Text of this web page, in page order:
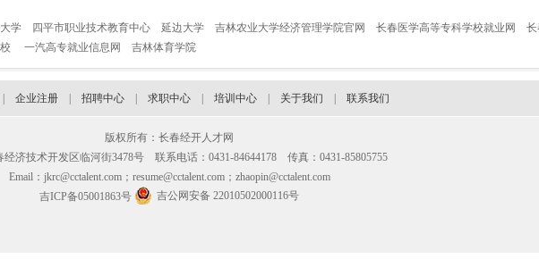
学 四平市职业技术教育中心 延边大学 吉林农业大学经济管理学院官网 长春医学高等专科学校就业网
一汽高专就业信息网 吉林体育学院
企业注册 招聘中心 求职中心 培训中心 关于我们 联系我们
版权所有：长春经开人才网
经济技术开发区临河街3478号 联系电话：0431-84644178 传真：0431-85805755
Email：jkrc@cctalent.com；resume@cctalent.com；zhaopin@cctalent.com
吉ICP备05001863号
吉公网安备 22010502000116号